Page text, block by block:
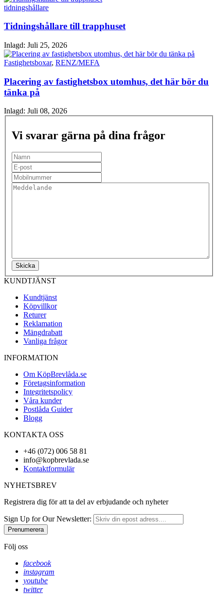
tidningshållare
Tidningshållare till trapphuset
Inlagd: Juli 25, 2026
Fastighetsboxar, RENZ/MEFA
Placering av fastighetsbox utomhus, det här bör du
tänka på
Inlagd: Juli 08, 2026
Vi svarar gärna på dina frågor
Skicka
KUNDTJÄNST
Kundtjänst
Köpvillkor
Returer
Reklamation
Mängdrabatt
Vanliga frågor
INFORMATION
Om KöpBrevlåda.se
Företagsinformation
Integritetspolicy
Våra kunder
Postlåda Guider
Blogg
KONTAKTA OSS
+46 (072) 006 58 81
info@kopbrevlada.se
Kontaktformulär
NYHETSBREV
Registrera dig för att ta del av erbjudande och nyheter
Sign Up for Our Newsletter:
Prenumerera
Följ oss
facebook
instagram
youtube
twitter